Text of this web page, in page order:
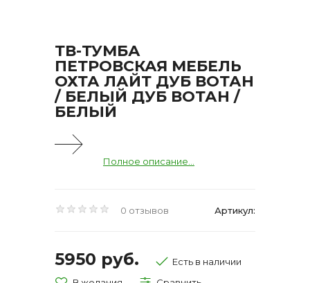
ТВ-ТУМБА
ПЕТРОВСКАЯ МЕБЕЛЬ
ОХТА ЛАЙТ ДУБ ВОТАН
/ БЕЛЫЙ ДУБ ВОТАН /
БЕЛЫЙ
Полное описание...
0 отзывов Артикул:
5950 руб. Есть в наличии